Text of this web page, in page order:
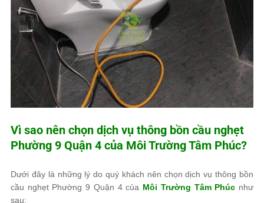
Vì sao nên chọn dịch vụ thông bồn cầu nghẹt
Phường 9 Quận 4 của Môi Trường Tâm Phúc?
Dưới đây là những lý do quý khách nên chọn dịch vụ thông bồn
cầu nghẹt Phường 9 Quận 4 của Môi Trường Tâm Phúc như
sau: